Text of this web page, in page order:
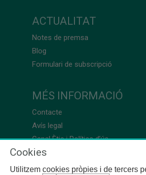
ACTUALITAT
Notes de premsa
Blog
Formulari de subscripció
MÉS INFORMACIÓ
Contacte
Avís legal
Canal Ètic i Política d’ús
Cookies
Utilitzem cookies pròpies i de tercers